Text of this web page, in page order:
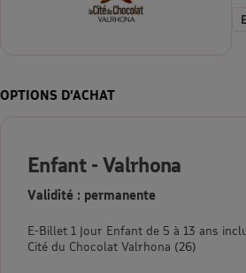
OPTIONS D’ACHAT
Enfant - Valrhona
Validité : permanente
E-Billet 1 Jour Enfant de 5 à 13 ans
Cité du Chocolat Valrhona (26)